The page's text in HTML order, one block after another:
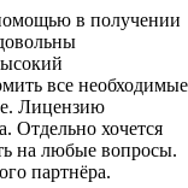
в получении
все необходимые
Лицензию
Отдельно хочется
на любые вопросы.
партнёра.